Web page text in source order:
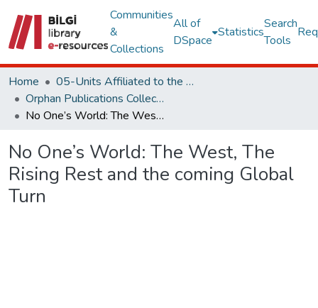
Communities
&
Collections
All of
DSpace
Statistics
Search
Tools
Home
05-Units Affiliated to the Rectorate
Orphan Publications Collections
No One’s World: The West, The Rising Rest and the coming Global Turn
No One’s World: The West, The
Rising Rest and the coming Global
Turn